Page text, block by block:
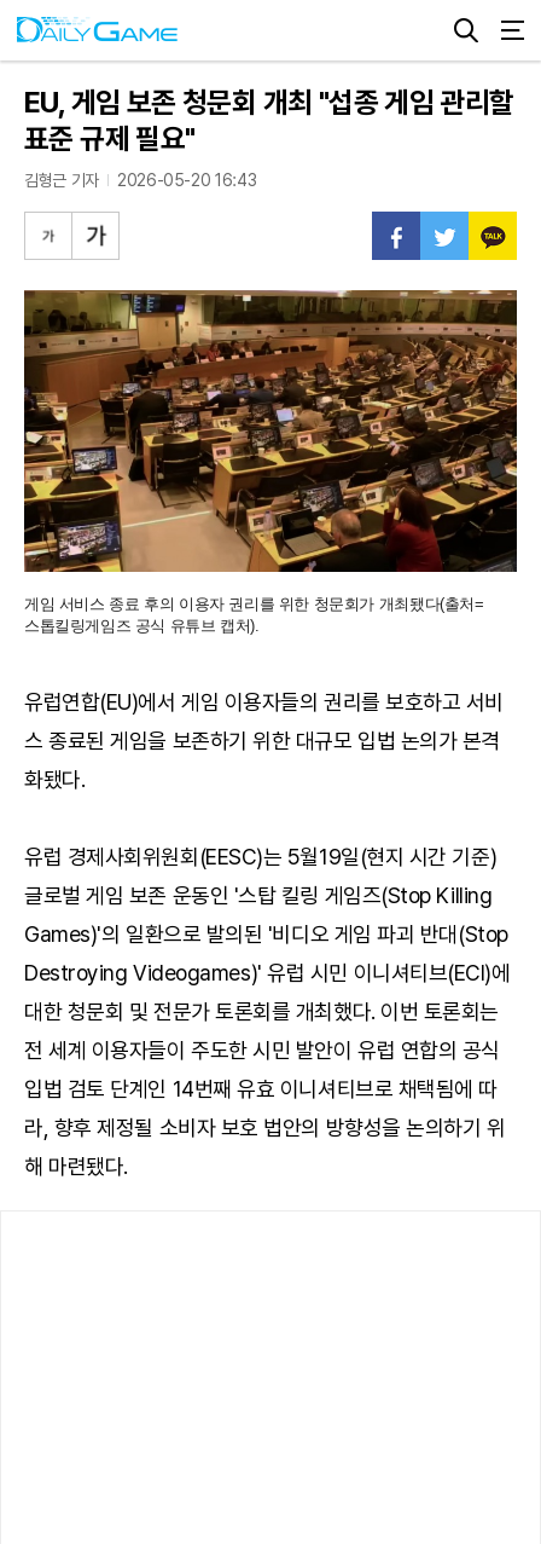
EU, 게임 보존 청문회 개최 "섭종 게임 관리할
표준 규제 필요"
김형근 기자 2026-05-20 16:43
게임 서비스 종료 후의 이용자 권리를 위한 청문회가 개최됐다(출처=
스톱킬링게임즈 공식 유튜브 캡처).
유럽연합(EU)에서 게임 이용자들의 권리를 보호하고 서비
스 종료된 게임을 보존하기 위한 대규모 입법 논의가 본격
화됐다.
유럽 경제사회위원회(EESC)는 5월19일(현지 시간 기준)
글로벌 게임 보존 운동인 '스탑 킬링 게임즈(Stop Killing
Games)'의 일환으로 발의된 '비디오 게임 파괴 반대(Stop
Destroying Videogames)' 유럽 시민 이니셔티브(ECI)에
대한 청문회 및 전문가 토론회를 개최했다. 이번 토론회는
전 세계 이용자들이 주도한 시민 발안이 유럽 연합의 공식
입법 검토 단계인 14번째 유효 이니셔티브로 채택됨에 따
라, 향후 제정될 소비자 보호 법안의 방향성을 논의하기 위
해 마련됐다.